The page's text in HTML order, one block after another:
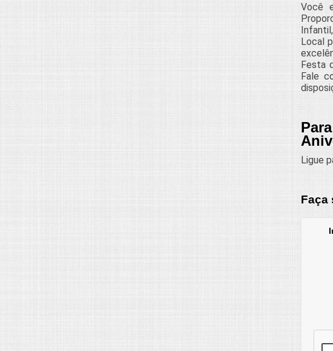
Você
Local
Festa
Fale
Ligue
Faça